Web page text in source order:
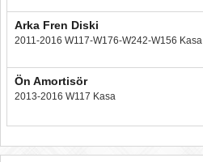
Arka Fren Diski
2011-2016 W117-W176-W242-W156 Kasa
Ön Amortisör
2013-2016 W117 Kasa